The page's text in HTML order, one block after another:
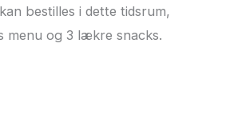
bestilles i dette tidsrum,
menu og 3 lækre snacks.